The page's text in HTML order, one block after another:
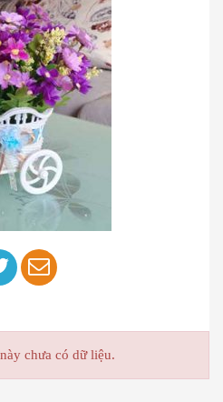
chưa có dữ liệu.